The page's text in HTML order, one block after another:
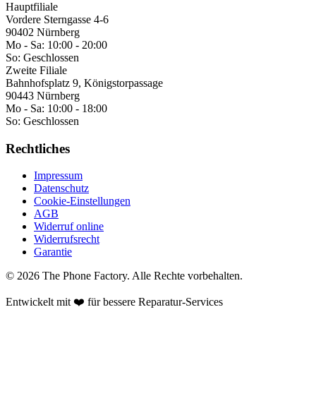
Hauptfiliale
Vordere Sterngasse 4-6
90402 Nürnberg
Mo - Sa: 10:00 - 20:00
So: Geschlossen
Zweite Filiale
Bahnhofsplatz 9, Königstorpassage
90443 Nürnberg
Mo - Sa: 10:00 - 18:00
So: Geschlossen
Rechtliches
Impressum
Datenschutz
Cookie-Einstellungen
AGB
Widerruf online
Widerrufsrecht
Garantie
© 2026 The Phone Factory. Alle Rechte vorbehalten.
Entwickelt mit ❤️ für bessere Reparatur-Services